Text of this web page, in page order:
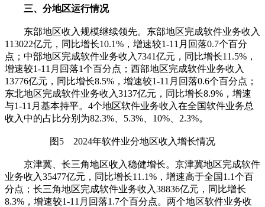
三、分地区运行情况
东部地区收入规模继续领先。东部地区完成软件业务收入
113022亿元，同比增长10.1%，增速较1-11月回落0.7个百分
点；中部地区完成软件业务收入7341亿元，同比增长11.5%，
增速较1-11月回落1个百分点；西部地区完成软件业务收入
13776亿元，同比增长8.5%，增速较1-11月回落0.6个百分点；
东北地区完成软件业务收入3137亿元，同比增长8.9%，增速
与1-11月基本持平。4个地区软件业务收入在全国软件业务总
收入中的占比分别为82.3%、5.3%、10%、2.3%。
图5 2024年软件业分地区收入增长情况
京津冀、长三角地区收入稳健增长。京津冀地区完成软件
业务收入35477亿元，同比增长11.1%，增速高于全国1.1个百
分点；长三角地区完成软件业务收入38836亿元，同比增长
8.3%，增速较1-11月回落1.7个百分点。两个地区软件业务收